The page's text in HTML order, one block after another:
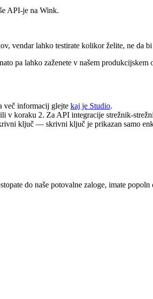
API-je na Wink.
vendar lahko testirate kolikor želite, ne da
pa lahko zaženete v našem produkcijskem
več informacij glejte kaj je Studio.
v koraku 2. Za API integracije strežnik-
ključ — skrivni ključ je prikazan samo
do naše potovalne zaloge, imate